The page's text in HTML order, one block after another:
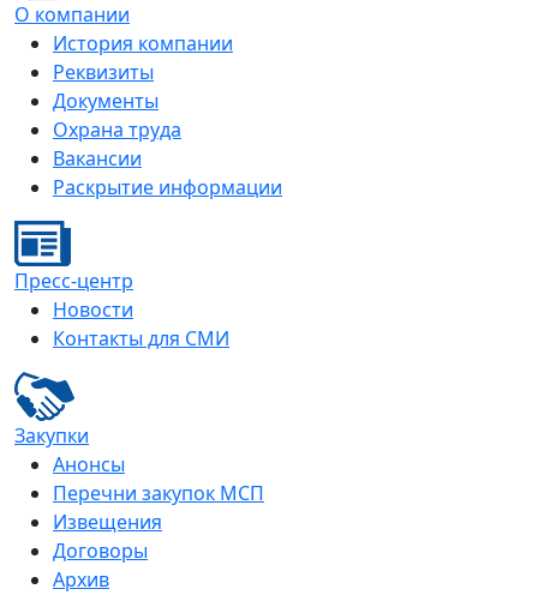
О компании
История компании
Реквизиты
Документы
Охрана труда
Вакансии
Раскрытие информации
Пресс-центр
Новости
Контакты для СМИ
Закупки
Анонсы
Перечни закупок МСП
Извещения
Договоры
Архив